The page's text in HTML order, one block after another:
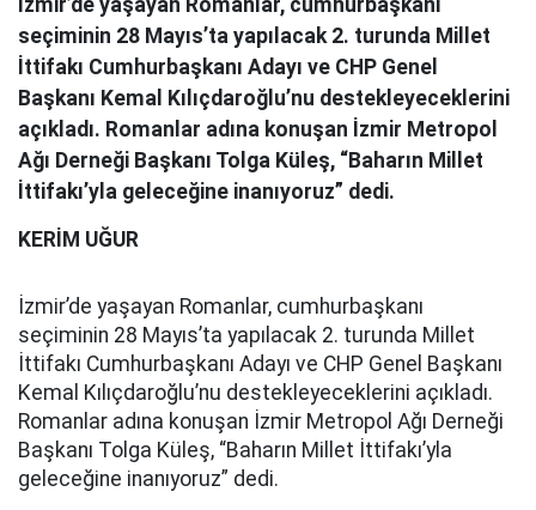
İzmir’de yaşayan Romanlar, cumhurbaşkanı
seçiminin 28 Mayıs’ta yapılacak 2. turunda Millet
İttifakı Cumhurbaşkanı Adayı ve CHP Genel
Başkanı Kemal Kılıçdaroğlu’nu destekleyeceklerini
açıkladı. Romanlar adına konuşan İzmir Metropol
Ağı Derneği Başkanı Tolga Küleş, “Baharın Millet
İttifakı’yla geleceğine inanıyoruz” dedi.
KERİM UĞUR
İzmir’de yaşayan Romanlar, cumhurbaşkanı
seçiminin 28 Mayıs’ta yapılacak 2. turunda Millet
İttifakı Cumhurbaşkanı Adayı ve CHP Genel Başkanı
Kemal Kılıçdaroğlu’nu destekleyeceklerini açıkladı.
Romanlar adına konuşan İzmir Metropol Ağı Derneği
Başkanı Tolga Küleş, “Baharın Millet İttifakı’yla
geleceğine inanıyoruz” dedi.